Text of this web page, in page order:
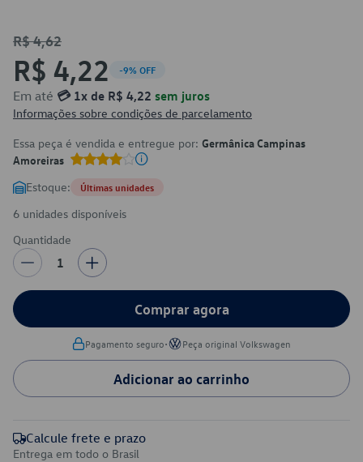
R$ 4,62
R$ 4,22 -9% OFF
Em até 💳 1x de R$ 4,22 sem juros
Informações sobre condições de parcelamento
Essa peça é vendida e entregue por: Germânica Campinas
Amoreiras
Estoque: Últimas unidades
6 unidades disponíveis
Quantidade
1
Comprar agora
Pagamento seguro• Peça original Volkswagen
Adicionar ao carrinho
Calcule frete e prazo
Entrega em todo o Brasil